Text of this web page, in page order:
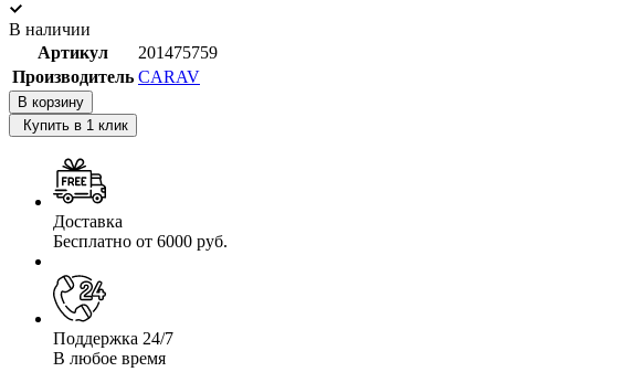
В наличии
Артикул
201475759
Производитель CARAV
В корзину
Купить в 1 клик
Доставка
Бесплатно от 6000 руб.
Поддержка 24/7
В любое время